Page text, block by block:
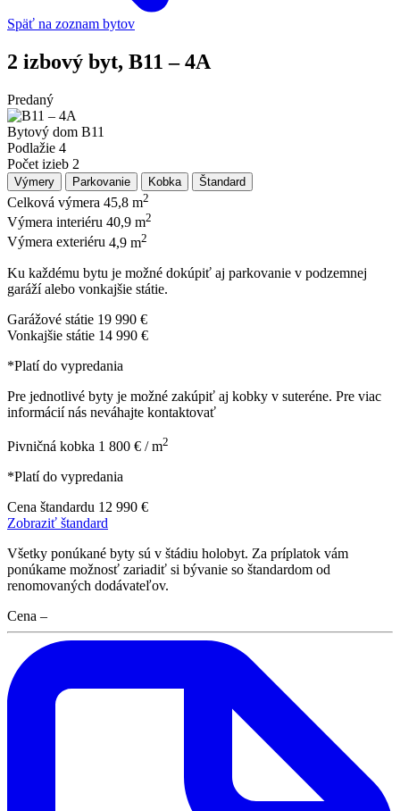
Späť na zoznam bytov
2 izbový byt, B11 – 4A
Predaný
Bytový dom B11
Podlažie 4
Počet izieb 2
Výmery Parkovanie Kobka Štandard
Celková výmera 45,8 m2
Výmera interiéru 40,9 m2
Výmera exteriéru 4,9 m2
Ku každému bytu je možné dokúpiť aj parkovanie v podzemnej
garáží alebo vonkajšie státie.
Garážové státie 19 990 €
Vonkajšie státie 14 990 €
*Platí do vypredania
Pre jednotlivé byty je možné zakúpiť aj kobky v suteréne. Pre viac
informácií nás neváhajte kontaktovať
Pivničná kobka 1 800 € / m2
*Platí do vypredania
Cena štandardu 12 990 €
Zobraziť štandard
Všetky ponúkané byty sú v štádiu holobyt. Za príplatok vám
ponúkame možnosť zariadiť si bývanie so štandardom od
renomovaných dodávateľov.
Cena –